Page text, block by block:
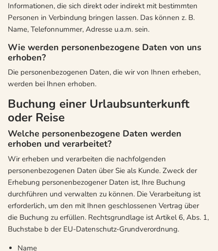
Informationen, die sich direkt oder indirekt mit bestimmten
Personen in Verbindung bringen lassen. Das können z. B.
Name, Telefonnummer, Adresse u.a.m. sein.
Wie werden personenbezogene Daten von uns
erhoben?
Die personenbezogenen Daten, die wir von Ihnen erheben,
werden bei Ihnen erhoben.
Buchung einer Urlaubsunterkunft
oder Reise
Welche personenbezogene Daten werden
erhoben und verarbeitet?
Wir erheben und verarbeiten die nachfolgenden
personenbezogenen Daten über Sie als Kunde. Zweck der
Erhebung personenbezogener Daten ist, Ihre Buchung
durchführen und verwalten zu können. Die Verarbeitung ist
erforderlich, um den mit Ihnen geschlossenen Vertrag über
die Buchung zu erfüllen. Rechtsgrundlage ist Artikel 6, Abs. 1,
Buchstabe b der EU-Datenschutz-Grundverordnung.
Name